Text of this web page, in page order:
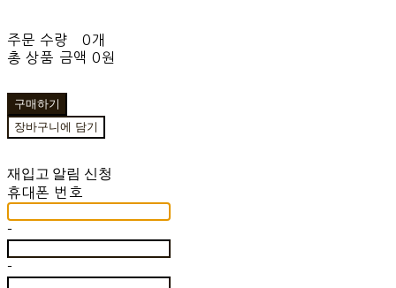
주문 수량
0개
총 상품 금액 0원
구매하기
장바구니에 담기
재입고 알림 신청
휴대폰 번호
-
-